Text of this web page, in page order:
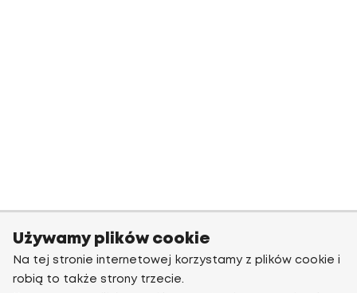
Używamy plików cookie
Na tej stronie internetowej korzystamy z plików cookie i
robią to także strony trzecie.